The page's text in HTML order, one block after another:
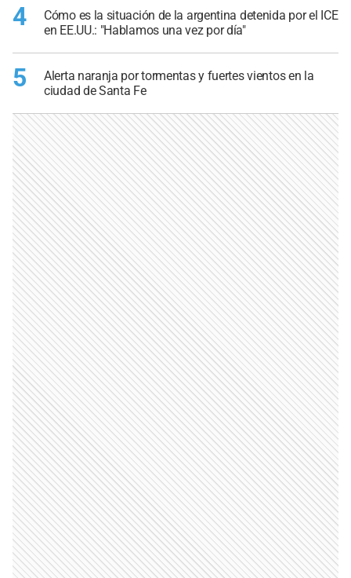
4
Cómo es la situación de la argentina detenida por el ICE
en EE.UU.: "Hablamos una vez por día"
5
Alerta naranja por tormentas y fuertes vientos en la
ciudad de Santa Fe